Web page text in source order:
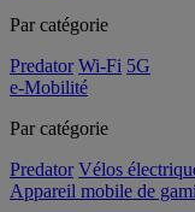
Par catégorie
Predator Wi-Fi 5G
e-Mobilité
Par catégorie
Predator Vélos
Appareil mobile de